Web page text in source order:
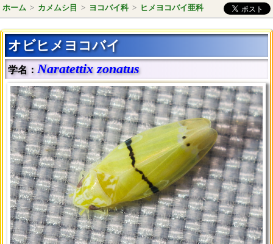
ホーム > カメムシ目 > ヨコバイ科 > ヒメヨコバイ亜科
オビヒメヨコバイ
学名： Naratettix zonatus